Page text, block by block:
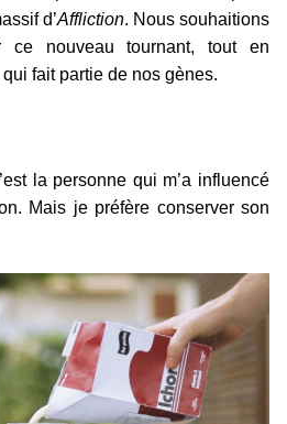
d’Affliction. Nous souhaitions
ce nouveau tournant, tout en
fait partie de nos gènes.
la personne qui m’a influencé
Mais je préfère conserver son